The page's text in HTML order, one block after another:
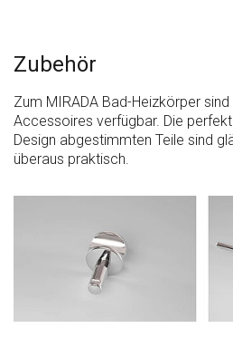
Zubehör
Zum MIRADA Bad-Heizkörper
Accessoires verfügbar. Die
Design abgestimmten Teile sind
überaus praktisch.